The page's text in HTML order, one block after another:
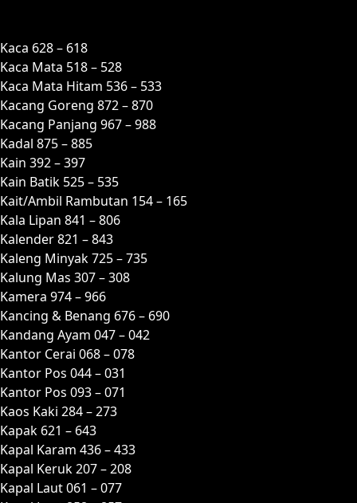
Kaca 628 – 618
Kaca Mata 518 – 528
Kaca Mata Hitam 536 – 533
Kacang Goreng 872 – 870
Kacang Panjang 967 – 988
Kadal 875 – 885
Kain 392 – 397
Kain Batik 525 – 535
Kait/Ambil Rambutan 154 – 165
Kala Lipan 841 – 806
Kalender 821 – 843
Kaleng Minyak 725 – 735
Kalung Mas 307 – 308
Kamera 974 – 966
Kancing & Benang 676 – 690
Kandang Ayam 047 – 042
Kantor Cerai 068 – 078
Kantor Pos 044 – 031
Kantor Pos 093 – 071
Kaos Kaki 284 – 273
Kapak 621 – 643
Kapal Karam 436 – 433
Kapal Keruk 207 – 208
Kapal Laut 061 – 077